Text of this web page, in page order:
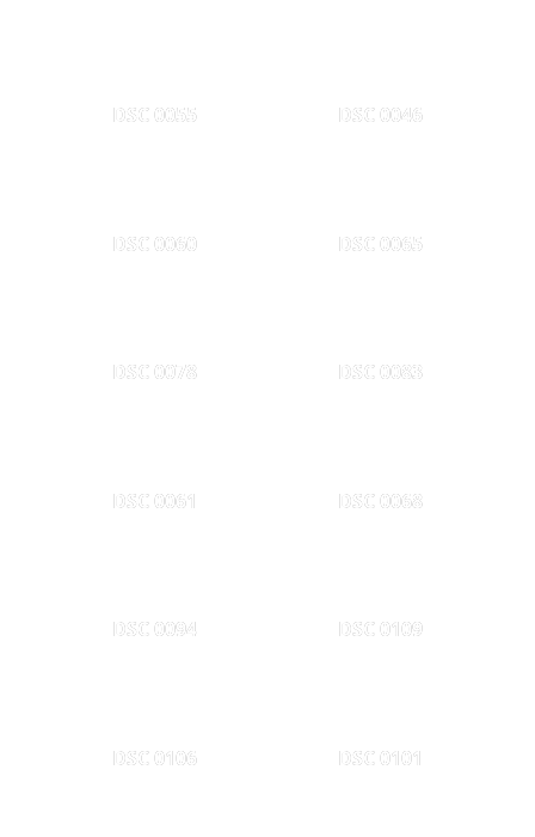
DSC 0055 DSC 0046
DSC 0060 DSC 0065
DSC 0078 DSC 0083
DSC 0061 DSC 0068
DSC 0094 DSC 0109
DSC 0106 DSC 0101